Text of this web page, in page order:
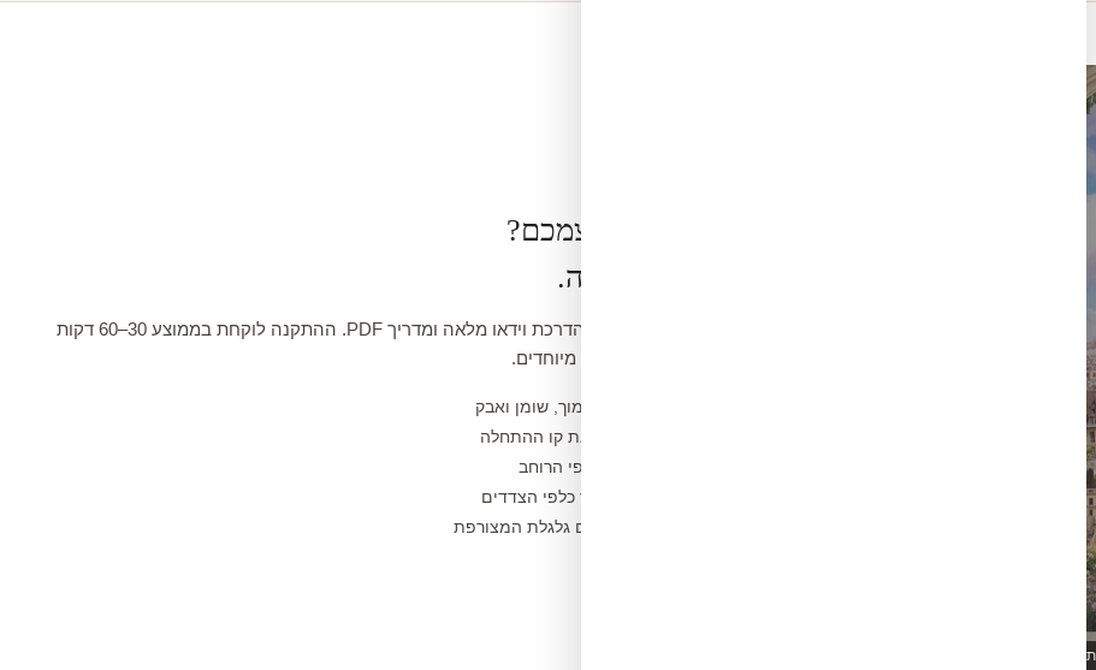
הרכבה בעצמכם?
קלה ופשוטה.
כל טפט מגיע עם הדרכת וידאו מלאה ומדריך PDF. ההתקנה לוקחת בממוצע 30–60 דקות
ואינה דורשת כלים מיוחדים.
נקו את הקיר ממוך, שומן ואבק
מדדו ומסמנו את קו ההתחלה
פיצלו לפסים לפי הרוחב
הדבקו מהמרכז כלפי הצדדים
הסירו בועות עם גלגלת המצורפת